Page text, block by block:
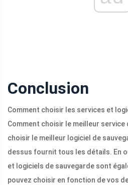
Conclusion
Comment choisir les services et
Comment choisir le meilleur service
choisir le meilleur logiciel de
dessus fournit tous les détails. En
et logiciels de sauvegarde sont
pouvez choisir en fonction de vos